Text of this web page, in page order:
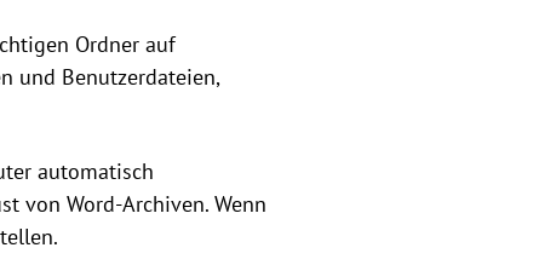
Ordner auf
und Benutzerdateien,
automatisch
von Word-Archiven. Wenn